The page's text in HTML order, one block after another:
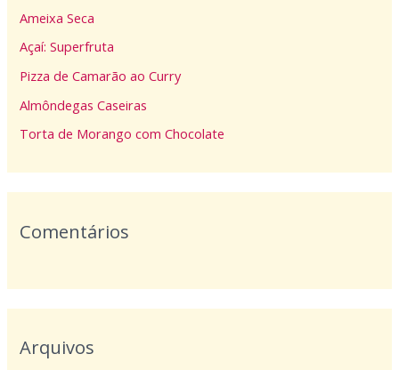
s
a
r
p
o
Ameixa Seca
Açaí: Superfruta
Pizza de Camarão ao Curry
Almôndegas Caseiras
Torta de Morango com Chocolate
Comentários
Arquivos